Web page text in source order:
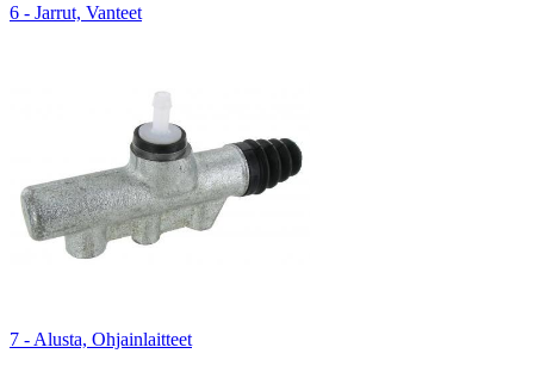
6 - Jarrut, Vanteet
7 - Alusta, Ohjainlaitteet